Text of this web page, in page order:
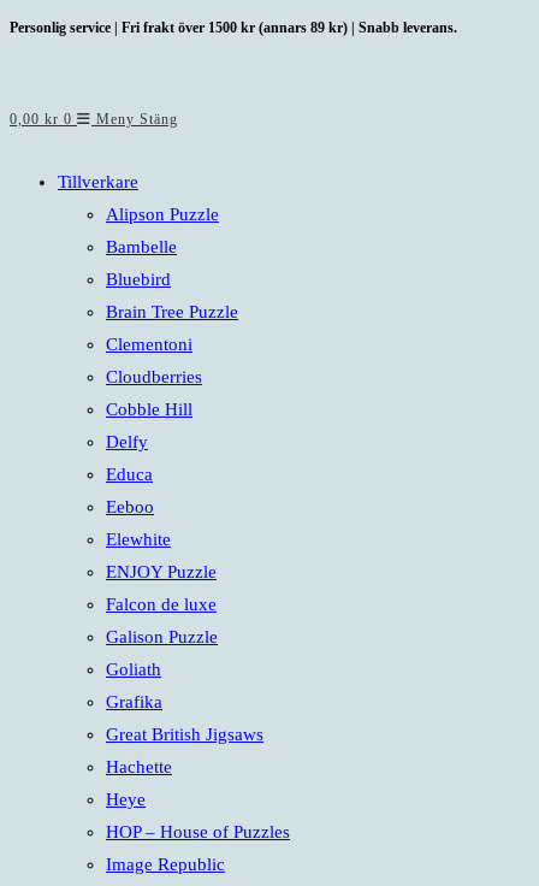
Hoppa
Personlig service | Fri frakt över 1500 kr (annars 89 kr) | Snabb leverans.
0,00 kr 0 Meny Stäng
Tillverkare
Alipson Puzzle
Bambelle
Bluebird
Brain Tree Puzzle
Clementoni
Cloudberries
Cobble Hill
Delfy
Educa
Eeboo
Elewhite
ENJOY Puzzle
Falcon de luxe
Galison Puzzle
Goliath
Grafika
Great British Jigsaws
Hachette
Heye
HOP – House of Puzzles
Image Republic